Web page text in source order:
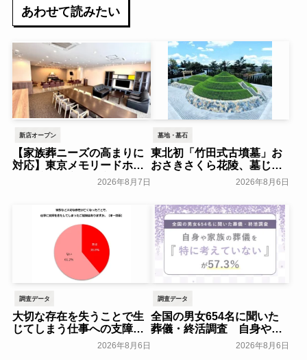
あわせて読みたい
新店オープン
【家族葬ニーズの高まりに
対応】東京メモリードホー
ルに貸切型家族葬空間『第
８ホール～Living～』オー
一般公開
2026年8月7日
墓地・墓石
東北初「竹田式古墳墓」お
おさきさくら花陵、墓じま
いのご負担を軽減する「墓
じまいアシストプラン」を
開始 ─ 合同永久埋葬（合祀
墓）への改葬がお二人目以
降100,000円（税込）に【株
式会社前方後円墳】～前方
後円墳～
一般公開
2026年8月6日
調査データ
大切な存在を失うことで生
じてしまう仕事への支障
「経験がある」38.8％～ビ
ースタイルグループ～
2026年8月6日
調査データ
全国の男女654名に聞いた
葬儀・終活調査 自身や家
族の葬儀について「特に考
えていない」が57.3％～
2026年8月6日